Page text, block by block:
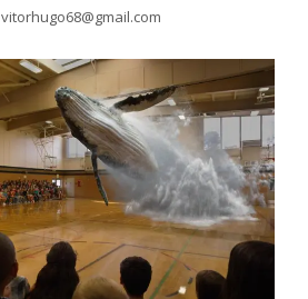
vitorhugo68@gmail.com